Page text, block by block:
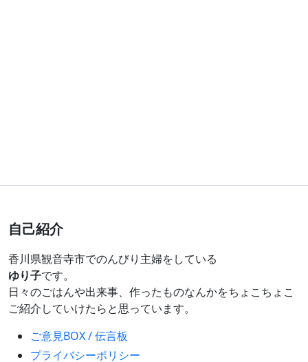
自己紹介
香川県観音寺市でのんびり主婦をしている
ゆり子です。
日々のごはんや出来事、作ったものなんかをちょこちょこ
ご紹介していけたらと思っています。
ご意見BOX / 伝言板
プライバシーポリシー